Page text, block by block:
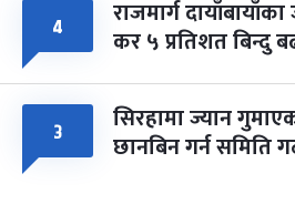
४ राजमार्ग
कर ५ प्रतिशत बिन्दु
३ सिरहामा ज्यान
छानबिन गर्न समिति